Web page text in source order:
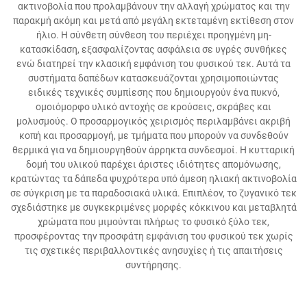
ακτινοβολία που προλαμβάνουν την αλλαγή χρώματος και την
παρακμή ακόμη και μετά από μεγάλη εκτεταμένη εκτίθεση στον
ήλιο. Η σύνθετη σύνθεση του περιέχει προηγμένη μη-
κατασκίδαση, εξασφαλίζοντας ασφάλεια σε υγρές συνθήκες
ενώ διατηρεί την κλασική εμφάνιση του φυσικού τεκ. Αυτά τα
συστήματα δαπέδων κατασκευάζονται χρησιμοποιώντας
ειδικές τεχνικές συμπίεσης που δημιουργούν ένα πυκνό,
ομοιόμορφο υλικό αντοχής σε κρούσεις, σκράβες και
μολυσμούς. Ο προσαρμογικός χειρισμός περιλαμβάνει ακριβή
κοπή και προσαρμογή, με τμήματα που μπορούν να συνδεθούν
θερμικά για να δημιουργηθούν άρρηκτα συνδεσμοί. Η κυτταρική
δομή του υλικού παρέχει άριστες ιδιότητες απομόνωσης,
κρατώντας τα δάπεδα ψυχρότερα υπό άμεση ηλιακή ακτινοβολία
σε σύγκριση με τα παραδοσιακά υλικά. Επιπλέον, το ζυγανικό τεκ
σχεδιάστηκε με συγκεκριμένες μορφές κόκκινου και μεταβλητά
χρώματα που μιμούνται πλήρως το φυσικό ξύλο τεκ,
προσφέροντας την προσφάτη εμφάνιση του φυσικού τεκ χωρίς
τις σχετικές περιβαλλοντικές ανησυχίες ή τις απαιτήσεις
συντήρησης.